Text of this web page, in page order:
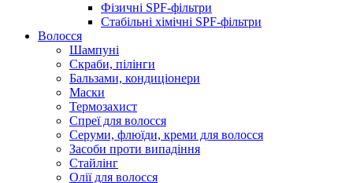
Фізичні SPF-фільтри
Стабільні хімічні SPF-фільтри
Волосся
Шампуні
Скраби, пілінги
Бальзами, кондиціонери
Маски
Термозахист
Спреї для волосся
Серуми, флюїди, креми для волосся
Засоби проти випадіння
Стайлінг
Олії для волосся